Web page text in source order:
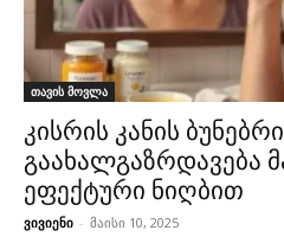
თავის მოვლა
კისრის კანის
გაახალგაზრდავება
ეფექტური ნიღბით
ვივიენი - მაისი 10, 2025